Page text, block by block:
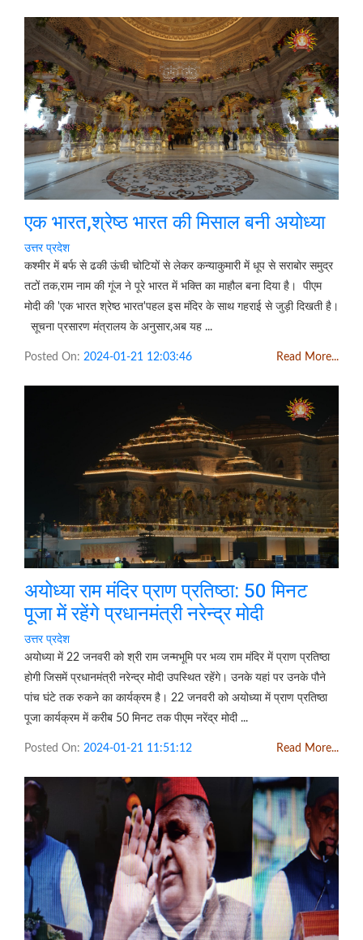
एक भारत,श्रेष्ठ भारत की मिसाल बनी अयोध्या
उत्तर प्रदेश
कश्मीर में बर्फ से ढकी ऊंची चोटियों से लेकर कन्याकुमारी में धूप से सराबोर समुद्र
तटों तक,राम नाम की गूंज ने पूरे भारत में भक्ति का माहौल बना दिया है। पीएम
मोदी की 'एक भारत श्रेष्ठ भारत'पहल इस मंदिर के साथ गहराई से जुड़ी दिखती है।
सूचना प्रसारण मंत्रालय के अनुसार,अब यह ...
Posted On: 2024-01-21 12:03:46 Read More...
अयोध्या राम मंदिर प्राण प्रतिष्ठा: 50 मिनट
पूजा में रहेंगे प्रधानमंत्री नरेन्द्र मोदी
उत्तर प्रदेश
अयोध्या में 22 जनवरी को श्री राम जन्मभूमि पर भव्य राम मंदिर में प्राण प्रतिष्ठा
होगी जिसमें प्रधानमंत्री नरेन्द्र मोदी उपस्थित रहेंगे। उनके यहां पर उनके पौने
पांच घंटे तक रुकने का कार्यक्रम है। 22 जनवरी को अयोध्या में प्राण प्रतिष्ठा
पूजा कार्यक्रम में करीब 50 मिनट तक पीएम नरेंद्र मोदी ...
Posted On: 2024-01-21 11:51:12 Read More...